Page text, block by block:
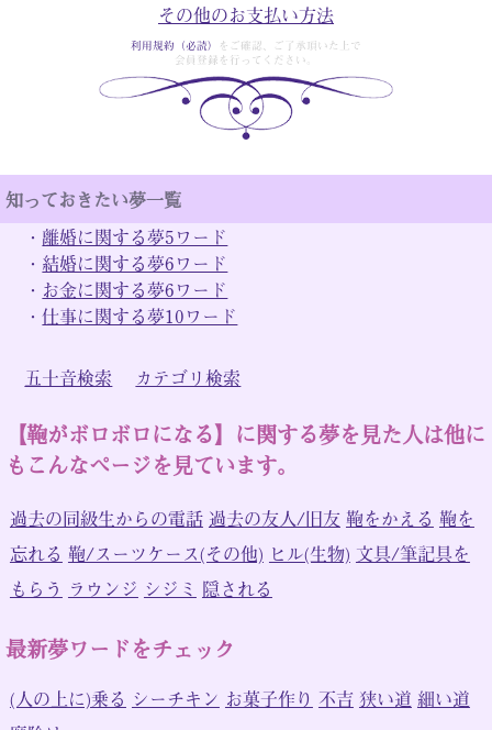
その他のお支払い方法
利用規約（必読）
をご確認、ご了承頂いた上で
会員登録を行ってください。
知っておきたい夢一覧
・ 離婚に関する夢5ワード
・ 結婚に関する夢6ワード
・ お金に関する夢6ワード
・仕事に関する夢10ワード
五十音検索 カテゴリ検索
【鞄がボロボロになる】に関する夢を見た人は他に
もこんなページを見ています。
過去の同級生からの電話 過去の友人/旧友 鞄をかえる 鞄を
忘れる 鞄/スーツケース(その他) ヒル(生物) 文具/筆記具を
もらう ラウンジ シジミ 隠される
最新夢ワードをチェック
(人の上に)乗る シーチキン お菓子作り 不吉 狭い道 細い道